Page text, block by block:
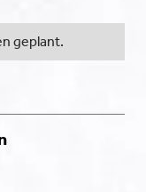
geplant.